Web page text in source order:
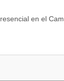
INFORMACIÓN
en el